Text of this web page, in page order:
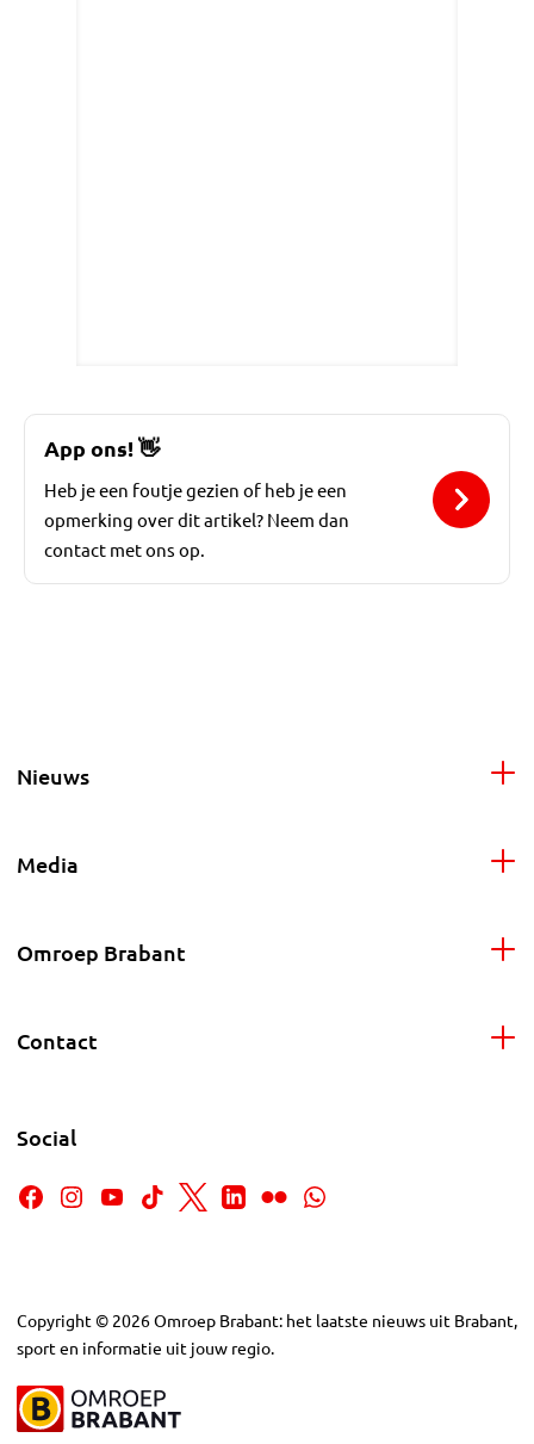
App ons!👋
Heb je een foutje gezien of heb je een
opmerking over dit artikel? Neem dan
contact met ons op.
Nieuws
Media
Omroep Brabant
Contact
Social
Copyright © 2026Omroep Brabant: het laatste nieuws uit Brabant,
sport en informatie uit jouw regio.